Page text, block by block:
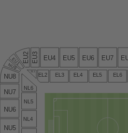
EL2 EL3 EL4 EL5 EL6
EL1
EU4
EU2 EU3 EU5 EU6 EU7
EU1
NL4
NL5
NL6
NU9
NU5
NU6
NU7
NU8